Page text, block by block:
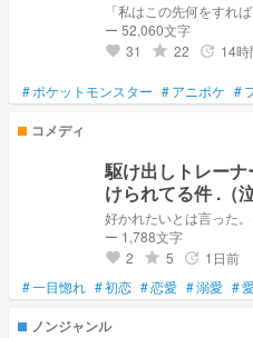
「私はこの先何をすれ
ー 52,060文字
favorite 31 grade 22 update 14
#ポケットモンスター #アニポケ #
コメディ
駆け出しトレー
けられてる件 .（
好かれたいとは言った
ー 1,788文字
favorite 2 grade 5 update 1日前
#一目惚れ #初恋 #恋愛 #溺愛 #
ノンジャンル